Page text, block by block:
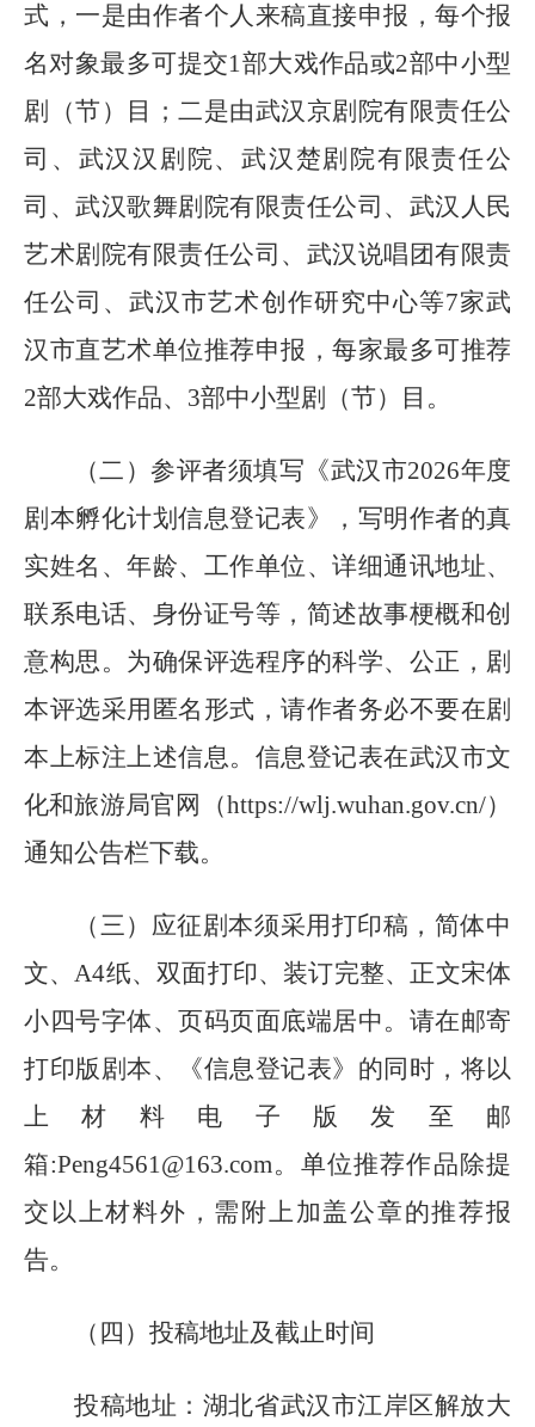
式，一是由作者个人来稿直接申报，每个报
名对象最多可提交1部大戏作品或2部中小型
剧（节）目 ；二是由武汉京剧院有限责任公
司、武汉汉剧院、武汉楚剧院有限责任公
司、武汉歌舞剧院有限责任公司、武汉人民
艺术剧院有限责任公司、武汉说唱团有限责
任公司、武汉市艺术创作研究中心等7家武
汉市直艺术单位推荐申报，每家最多可推荐
2部大戏作品、3部中小型剧（节）目。
（二）参评者须填写《武汉市2026年度
剧本孵化计划 信息登记表》 ， 写明作者的真
实姓名、年龄、工作单位、详细通讯地址、
联系电话、 身份证号等，简述故事梗概和创
意构思。为确保评选程序的科学、公正，剧
本评选采用匿名形式，请作者务必不要在剧
本上标注上述信息。 信息登记表在武汉市文
化和旅游局官网（https://wlj.wuhan.gov.cn/）
通知公告栏下载。
（三） 应征剧本须采用打印稿，简体中
文、A4纸、双面打印、装订完整、正文宋体
小四号字体、页码页面底端居中。请在邮寄
打印版剧本、《信息登记表》的同时，将以
上材料电子版发至邮
箱:Peng4561@163.com。单位推荐作品除提
交以上材料外，需附上加盖公章的推荐报
告。
（四） 投稿地址及截止时间
投稿地址：湖北省武汉市江岸区解放大